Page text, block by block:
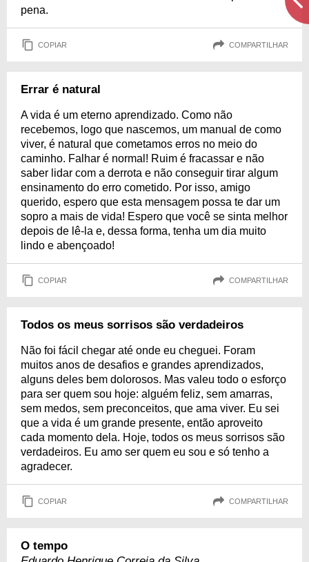
pena.
COPIAR COMPARTILHAR
Errar é natural
A vida é um eterno aprendizado. Como não
recebemos, logo que nascemos, um manual de como
viver, é natural que cometamos erros no meio do
caminho. Falhar é normal! Ruim é fracassar e não
saber lidar com a derrota e não conseguir tirar algum
ensinamento do erro cometido. Por isso, amigo
querido, espero que esta mensagem possa te dar um
sopro a mais de vida! Espero que você se sinta melhor
depois de lê-la e, dessa forma, tenha um dia muito
lindo e abençoado!
COPIAR COMPARTILHAR
Todos os meus sorrisos são verdadeiros
Não foi fácil chegar até onde eu cheguei. Foram
muitos anos de desafios e grandes aprendizados,
alguns deles bem dolorosos. Mas valeu todo o esforço
para ser quem sou hoje: alguém feliz, sem amarras,
sem medos, sem preconceitos, que ama viver. Eu sei
que a vida é um grande presente, então aproveito
cada momento dela. Hoje, todos os meus sorrisos são
verdadeiros. Eu amo ser quem eu sou e só tenho a
agradecer.
COPIAR COMPARTILHAR
O tempo